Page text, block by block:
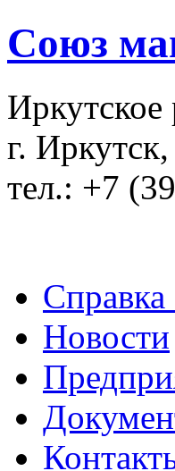
Союз
Иркутское
г.
тел.: +7
Новости